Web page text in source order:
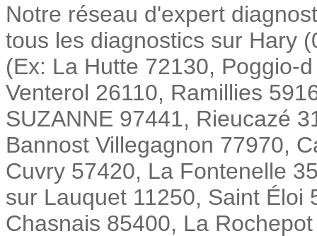
Notre réseau d'expert
tous les diagnostics sur Hary
(Ex: La Hutte 72130, Poggio-
Venterol 26110, Ramillies
SUZANNE 97441, Rieucazé
Bannost Villegagnon 77970,
Cuvry 57420, La Fontenelle
sur Lauquet 11250, Saint Éloi
Chasnais 85400, La